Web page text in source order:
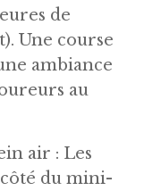
de
Une course
ambiance
au
air : Les
côté du mini-